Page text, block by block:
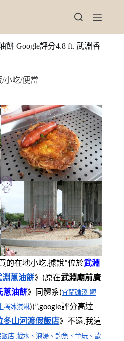
餅 Google評分4.8 ft. 武淵香
/小吃/便當
的在地小吃,據說”位於武淵
淵蔥油餅》(原在武淵廟前廣
蔥油餅》同體系(宜蘭礁溪 觀
捲冰淇淋))”,google評分高達
冬山河渡假飯店》不遠,我這
店 戲水、泡湯、釣魚、童玩、歐